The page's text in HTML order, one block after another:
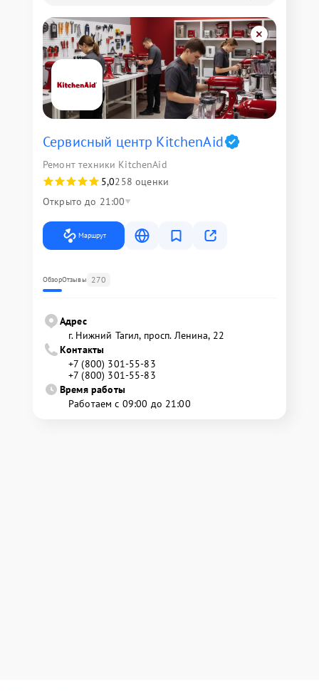
Сервисный центр KitchenAid
Ремонт техники KitchenAid
5,0258 оценки
Открыто до 21:00
Маршрут
ОбзорОтзывы 270
Адрес
г. Нижний Тагил, просп. Ленина, 22
Контакты
+7 (800) 301-55-83
+7 (800) 301-55-83
Время работы
Работаем с 09:00 до 21:00